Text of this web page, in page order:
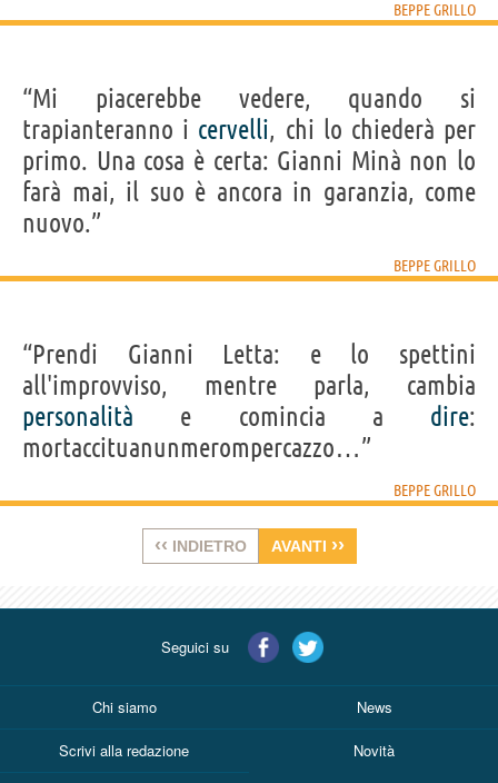
BEPPE GRILLO
“Mi piacerebbe vedere, quando si
trapianteranno i cervelli, chi lo chiederà per
primo. Una cosa è certa: Gianni Minà non lo
farà mai, il suo è ancora in garanzia, come
nuovo.”
BEPPE GRILLO
“Prendi Gianni Letta: e lo spettini
all'improvviso, mentre parla, cambia
personalità e comincia a dire:
mortaccituanunmerompercazzo…”
BEPPE GRILLO
‹‹ INDIETRO AVANTI ››
Seguici su
Chi siamo News
Scrivi alla redazione Novità